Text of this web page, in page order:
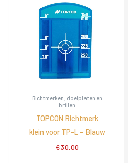
Richtmerken, doelplaten en
brillen
TOPCON Richtmerk
klein voor TP-L – Blauw
€30,00